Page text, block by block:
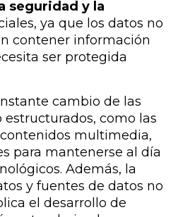
seguridad y la
ya que los datos no
contener información
ser protegida
cambio de las
como las
multimedia,
para mantenerse al día
Además, la
y fuentes de datos no
el desarrollo de